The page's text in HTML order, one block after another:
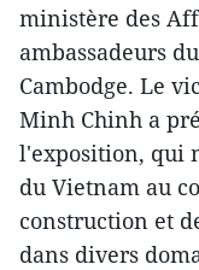
ministère des
ambassadeurs
Cambodge. Le
Minh Chinh a
l'exposition, qui
du Vietnam au
construction et
dans divers